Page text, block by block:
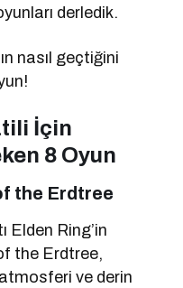
derledik.
nasıl geçtiğini
İçin
8 Oyun
the Erdtree
Elden Ring’in
the Erdtree,
ve derin